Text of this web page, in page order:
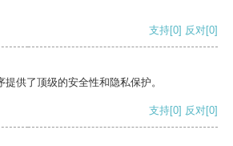
支持[0] 反对[0]
供了顶级的安全性和隐私保护。
支持[0] 反对[0]